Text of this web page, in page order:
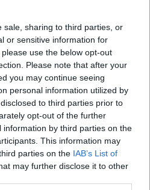
sale, sharing to third parties, or
or sensitive information for
use the below opt-out
Please note that after your
you may continue seeing
personal information utilized by
to third parties prior to
opt-out of the further
by third parties on the
This information may
parties on the IAB’s List of
may further disclose it to other